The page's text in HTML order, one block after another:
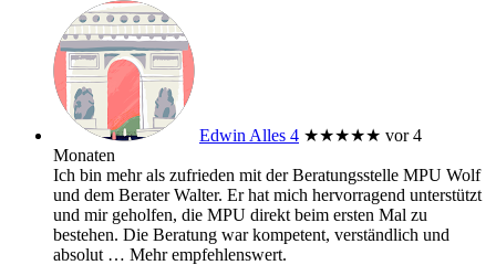
Edwin Alles 4 ★★★★★ vor 4
Monaten
Ich bin mehr als zufrieden mit der Beratungsstelle MPU Wolf
und dem Berater Walter. Er hat mich hervorragend unterstützt
und mir geholfen, die MPU direkt beim ersten Mal zu
bestehen. Die Beratung war kompetent, verständlich und
absolut … Mehrempfehlenswert.